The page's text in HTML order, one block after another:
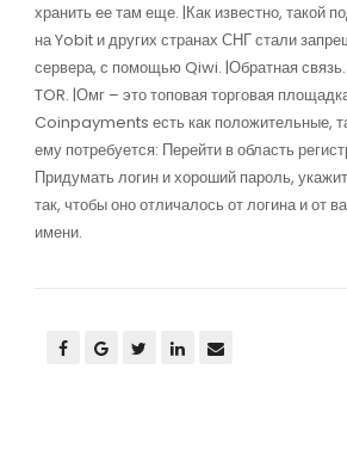
хранить ее там еще. |Как известно, такой
на Yobit и других странах СНГ стали
сервера, с помощью Qiwi. |Обратная
TOR. |Омг – это топовая торговая
Coinpayments есть как положительные,
ему потребуется: Перейти в область
Придумать логин и хороший пароль,
так, чтобы оно отличалось от логина и от
имени.